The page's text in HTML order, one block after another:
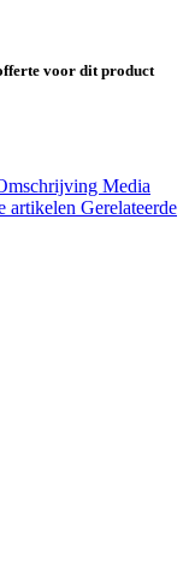
voor dit product
Media
artikelen Gerelateerde